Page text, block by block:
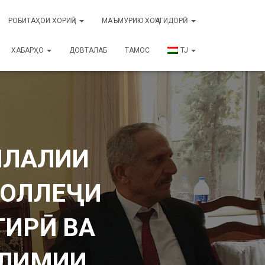
РОБИТАҲОИ ХОРИҶӢ МАЪМУРИЮ ХОҶАГИДОРӢ
ХАБАРҲО ДОВТАЛАБ ТАМОС TJ
ВА